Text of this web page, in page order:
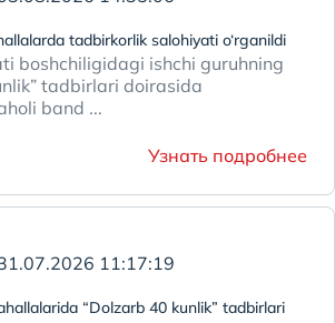
tadbirkorlik salohiyati o‘rganildi
boshchiligidagi ishchi guruhning
tadbirlari doirasida
band ...
Узнать подробнее
11:17:19
“Dolzarb 40 kunlik” tadbirlari